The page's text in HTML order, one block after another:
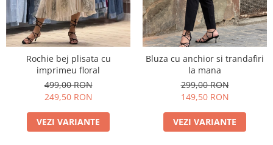
Rochie bej plisata cu
imprimeu floral
499,00 RON
249,50 RON
VEZI VARIANTE
Bluza cu anchior si trandafiri
la mana
299,00 RON
149,50 RON
VEZI VARIANTE